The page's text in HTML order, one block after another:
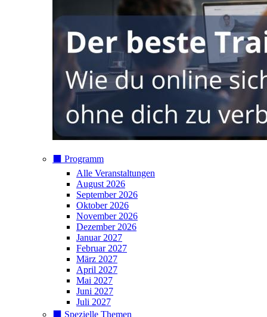
⬛️ Programm
Alle Veranstaltungen
August 2026
September 2026
Oktober 2026
November 2026
Dezember 2026
Januar 2027
Februar 2027
März 2027
April 2027
Mai 2027
Juni 2027
Juli 2027
⬛️ Spezielle Themen